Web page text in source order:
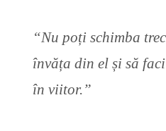
“Nu poți schimba
învăța din el și să
în viitor.”